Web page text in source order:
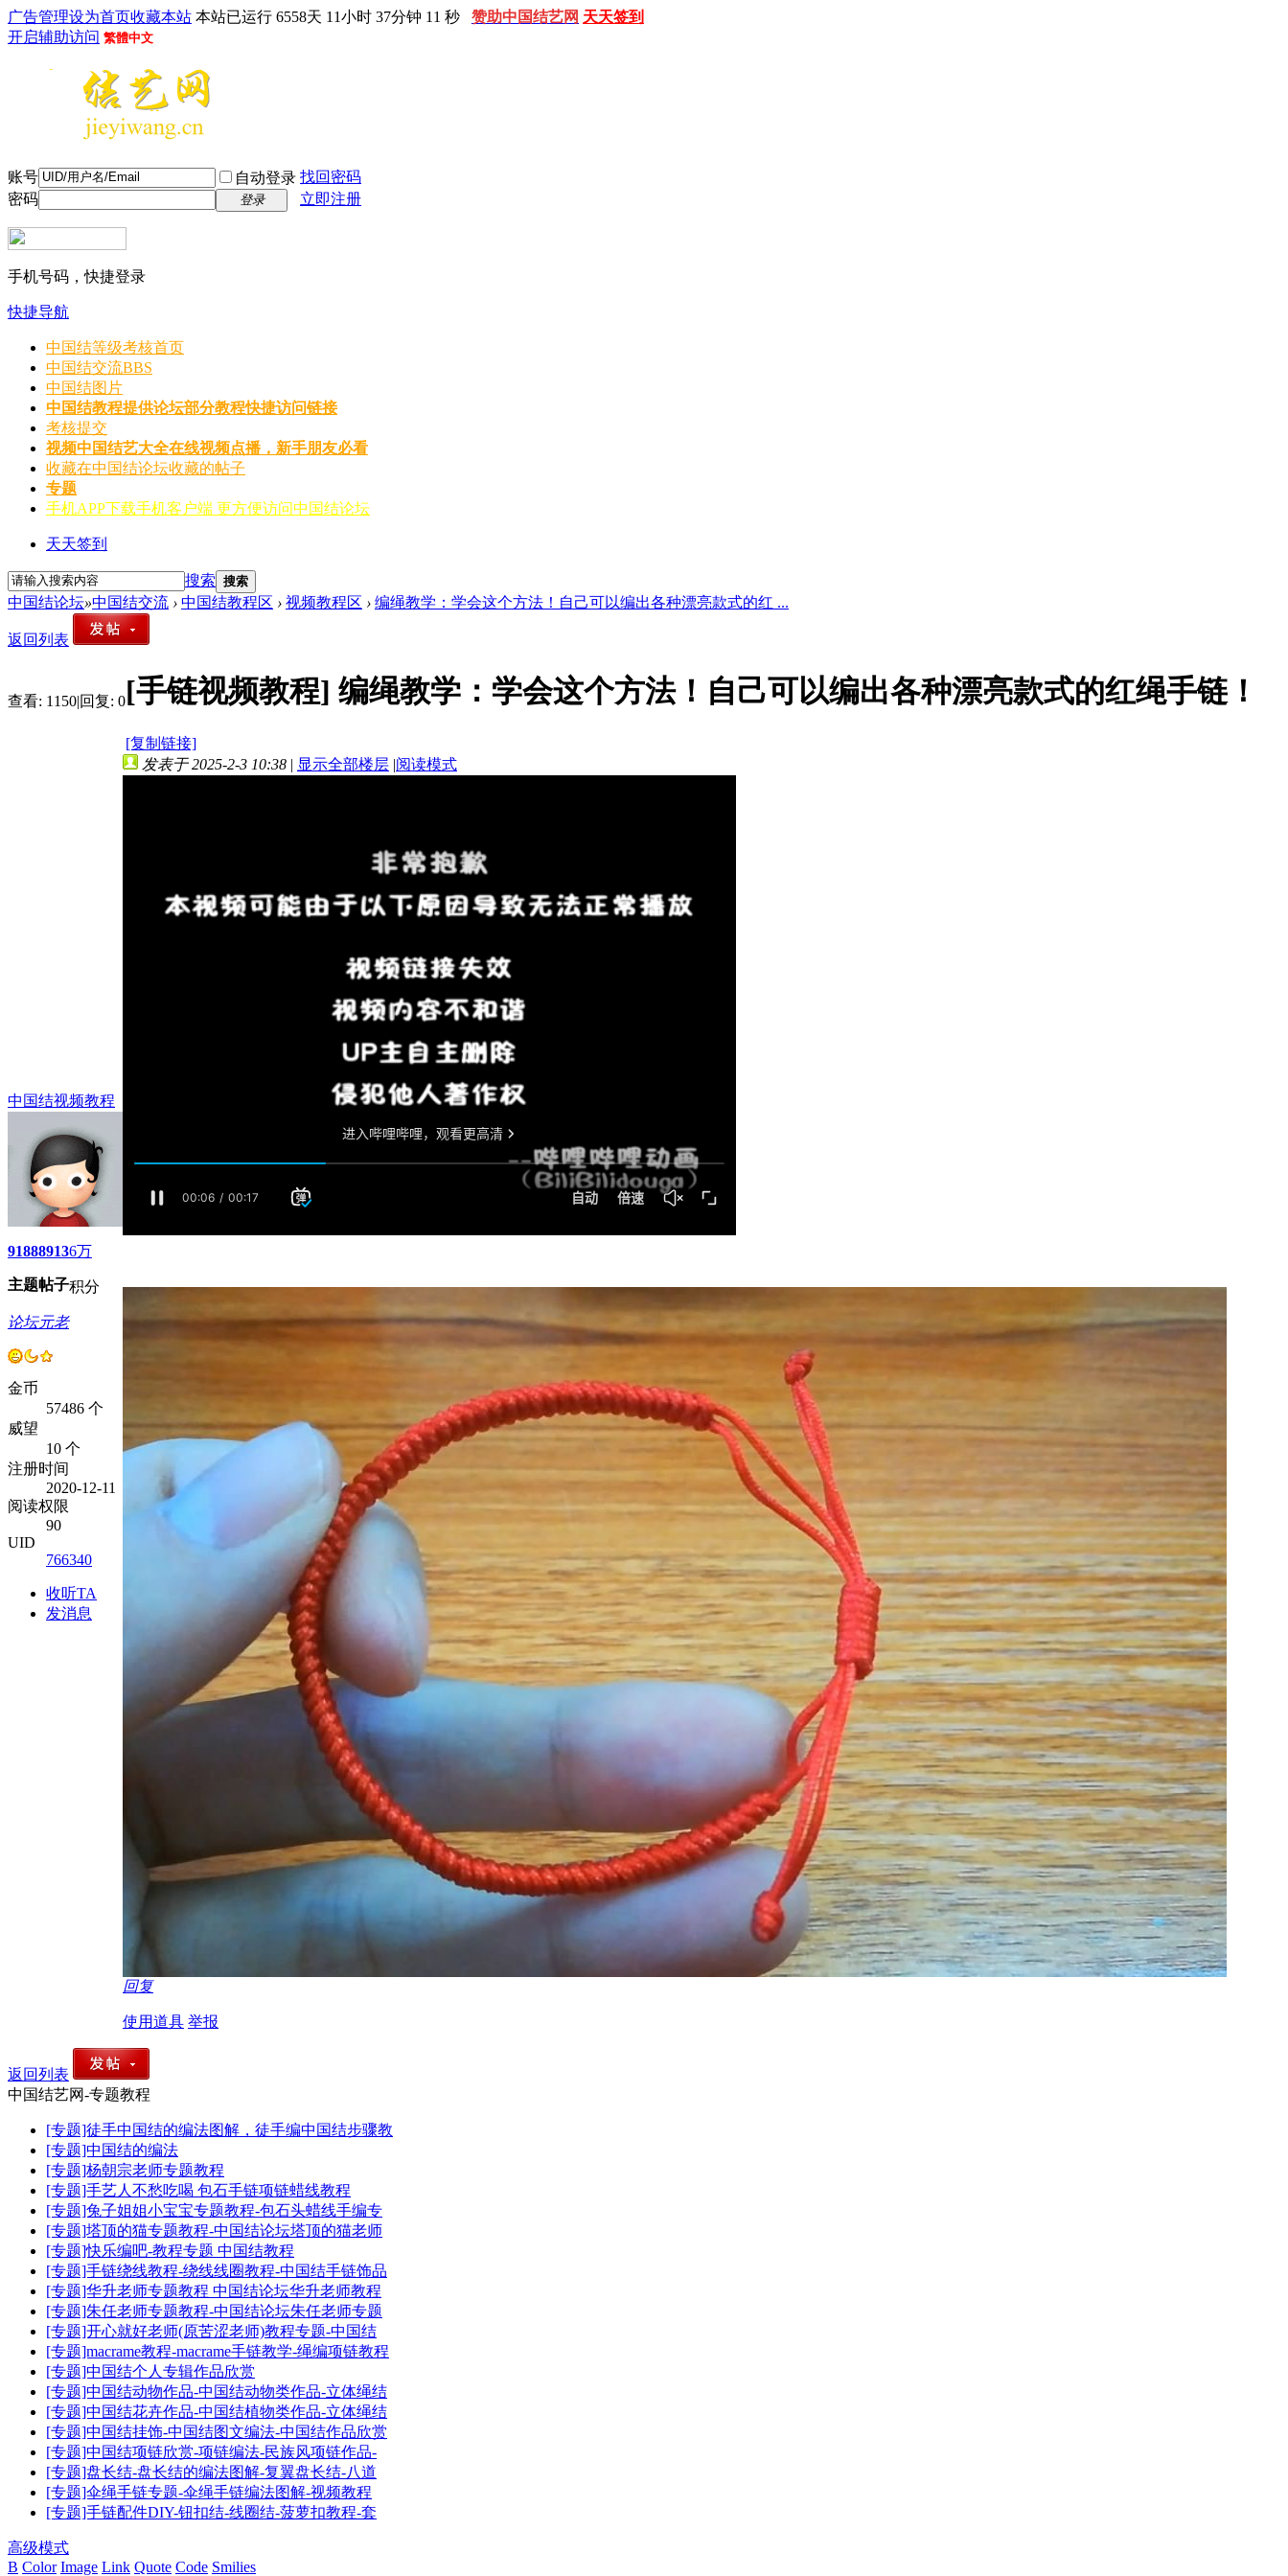
广告管理设为首页收藏本站 本站已运行 6558天 11小时 37分钟 12 秒 赞助中国结艺网 天天签到
开启辅助访问 繁體中文
账号 自动登录 找回密码
密码
登录 立即注册
手机号码，快捷登录
快捷导航
中国结等级考核首页
中国结交流BBS
中国结图片
中国结教程提供论坛部分教程快捷访问链接
考核提交
视频中国结艺大全在线视频点播，新手朋友必看
收藏在中国结论坛收藏的帖子
专题
手机APP下载手机客户端 更方便访问中国结论坛
天天签到
搜索 搜索
中国结论坛»中国结交流 › 中国结教程区 › 视频教程区 › 编绳教学：学会这个方法！自己可以编出各种漂亮款式的红 ...
返回列表
查看: 1150|回复: 0[手链视频教程] 编绳教学：学会这个方法！自己可以编出各种漂亮款式的红绳手链！
[复制链接]
中国结视频教程
9188
主题
8913
帖子
6万
积分
论坛元老
金币
57486 个
威望
10 个
注册时间
2020-12-11
阅读权限
90
UID
766340
收听TA
发消息
发表于 2025-2-3 10:38 | 显示全部楼层 |阅读模式
回复
使用道具 举报
返回列表
中国结艺网-专题教程
[专题]徒手中国结的编法图解，徒手编中国结步骤教
[专题]中国结的编法
[专题]杨朝宗老师专题教程
[专题]手艺人不愁吃喝 包石手链项链蜡线教程
[专题]兔子姐姐小宝宝专题教程-包石头蜡线手编专
[专题]塔顶的猫专题教程-中国结论坛塔顶的猫老师
[专题]快乐编吧-教程专题 中国结教程
[专题]手链绕线教程-绕线线圈教程-中国结手链饰品
[专题]华升老师专题教程 中国结论坛华升老师教程
[专题]朱任老师专题教程-中国结论坛朱任老师专题
[专题]开心就好老师(原苦涩老师)教程专题-中国结
[专题]macrame教程-macrame手链教学-绳编项链教程
[专题]中国结个人专辑作品欣赏
[专题]中国结动物作品-中国结动物类作品-立体绳结
[专题]中国结花卉作品-中国结植物类作品-立体绳结
[专题]中国结挂饰-中国结图文编法-中国结作品欣赏
[专题]中国结项链欣赏-项链编法-民族风项链作品-
[专题]盘长结-盘长结的编法图解-复翼盘长结-八道
[专题]伞绳手链专题-伞绳手链编法图解-视频教程
[专题]手链配件DIY-钮扣结-线圈结-菠萝扣教程-套
高级模式
B Color Image Link Quote Code Smilies